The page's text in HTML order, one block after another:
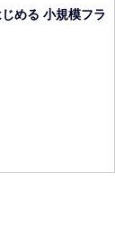
める 小規模フラ